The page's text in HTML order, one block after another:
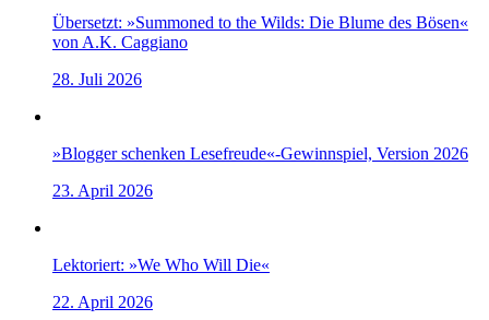
Übersetzt: »Summoned to the Wilds: Die Blume des Bösen«
von A.K. Caggiano
28. Juli 2026
»Blogger schenken Lesefreude«-Gewinnspiel, Version 2026
23. April 2026
Lektoriert: »We Who Will Die«
22. April 2026